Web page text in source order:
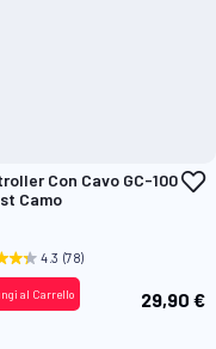
Con Cavo GC-100
Camo
4.3 (78)
29,90 €
al Carrello